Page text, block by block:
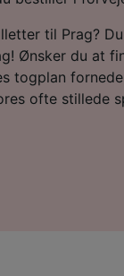
til Prag?
Ønsker du at
togplan
ofte stillede